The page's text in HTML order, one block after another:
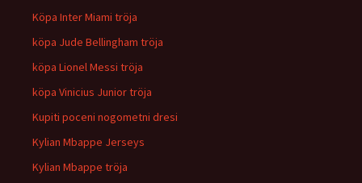
Köpa Inter Miami tröja
köpa Jude Bellingham tröja
köpa Lionel Messi tröja
köpa Vinicius Junior tröja
Kupiti poceni nogometni dresi
Kylian Mbappe Jerseys
Kylian Mbappe tröja